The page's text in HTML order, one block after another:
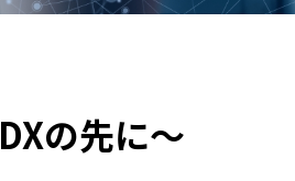
の先に～